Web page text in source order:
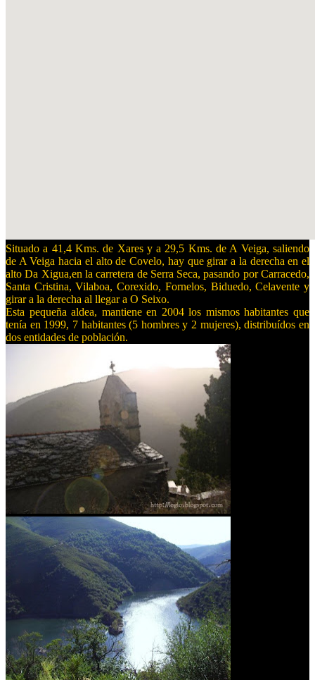
Situado a 41,4 Kms. de Xares y a 29,5 Kms. de A Veiga, saliendo
de A Veiga hacia el alto de Covelo, hay que girar a la derecha en el
alto Da Xigua,en la carretera de Serra Seca, pasando por Carracedo,
Santa Cristina, Vilaboa, Corexido, Fornelos, Biduedo, Celavente y
girar a la derecha al llegar a O Seixo.
Esta pequeña aldea, mantiene en 2004los mismos habitantes que
tenía en 1999, 7 habitantes (5 hombres y 2 mujeres), distribuídos en
dos entidades de población.